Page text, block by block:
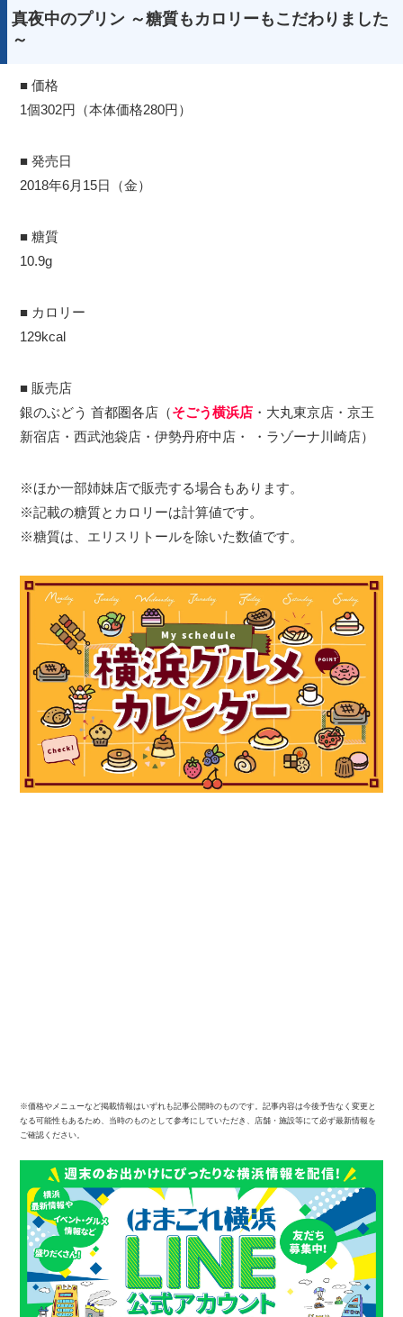
真夜中のプリン ～糖質もカロリーもこだわりました
～
■ 価格
1個302円（本体価格280円）
■ 発売日
2018年6月15日（金）
■ 糖質
10.9g
■ カロリー
129kcal
■ 販売店
銀のぶどう 首都圏各店（そごう横浜店 ・大丸東京店・京王
新宿店・西武池袋店・伊勢丹府中店・ ・ラゾーナ川崎店）
※ほか一部姉妹店で販売する場合もあります。
※記載の糖質とカロリーは計算値です。
※糖質は、エリスリトールを除いた数値です。
※価格やメニューなど掲載情報はいずれも記事公開時のものです。記事内容は今後予告なく変更と
なる可能性もあるため、当時のものとして参考にしていただき、店舗・施設等にて必ず最新情報を
ご確認ください。